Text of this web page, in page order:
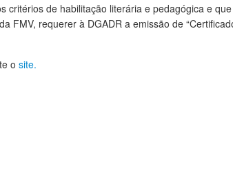
critérios de habilitação literária e pedagógica e
FMV, requerer à DGADR a emissão de
o site.